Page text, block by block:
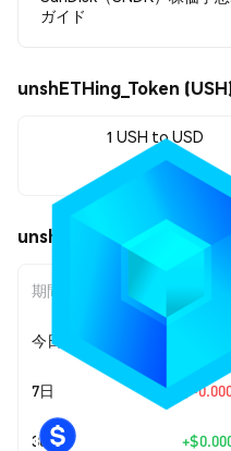
ガイド
unshETHing_Token
1 USH to USD
$0.00017283
unshETHing_Token
期間
今日
7日 $-
30日 +